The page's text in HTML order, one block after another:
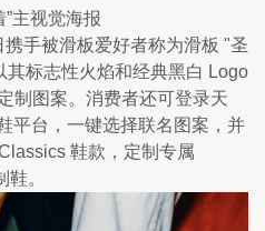
主视觉海报
手被滑板爱好者称为滑板 "圣
标志性火焰和经典黑白 Logo
制图案。消费者还可登录天
平台，一键选择联名图案，并
鞋款，定制专属
鞋。